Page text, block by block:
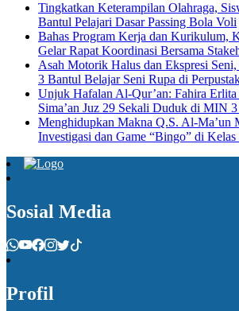
Tingkatkan Keterampilan Olahraga,
Bantul Pelajari Dasar Passing Bola Voli
Bahas Program Kerja dan Kurikulum,
Gelar Rapat Koordinasi Bersama
Asah Motorik Halus dan Ekspresi
3 Bantul Belajar Seni Rupa di
Unjuk Hafalan Al-Qur’an: Fahira Erlita
Sima’an Juz 29 Sekali Duduk di MIN
Menghidupkan Makna Q.S. Al-Ma’un
Investigasi dan Game “Bingo” di
Sosial Media
Profil